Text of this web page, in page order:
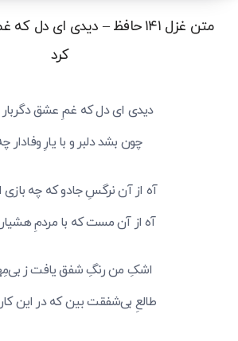
متن غزل ۱۴۱ حافظ – دیدی ای
کرد
دیدی ای دل که غمِ عشق دگربار
چون بشد دلبر و با یارِ وفادار
آه از آن نرگسِ جادو که چه
آه از آن مست که با مردمِ
اشکِ من رنگِ شفق یافت ز
طالعِ بی‌شفقت بین که در این